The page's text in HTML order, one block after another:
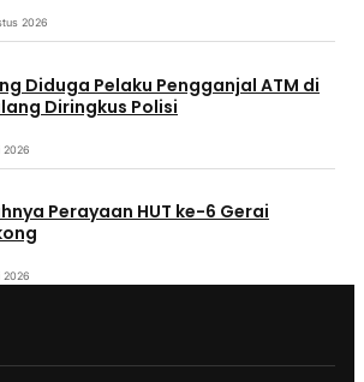
2026
Diduga Pelaku Pengganjal ATM di
Diringkus Polisi
2026
Perayaan HUT ke-6 Gerai
2026